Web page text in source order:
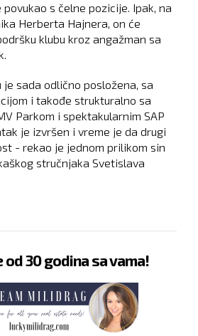
s čelne pozicije. Ipak, na
Herberta Hajnera, on će
klubu kroz angažman sa
je sada odlično posložena, sa
i takođe strukturalno sa
Parkom i spektakularnim SAP
je izvršen i vreme je da drugi
- rekao je jednom prilikom sin
stručnjaka Svetislava
od 30 godina sa vama!